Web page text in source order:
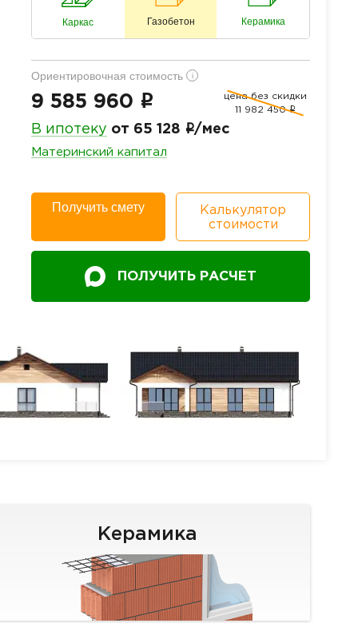
Каркас Газобетон Керамика
Ориентировочная стоимость i
9 585 960 i
цена без скидки
11 982 450 i
В ипотеку от 65 128 i/мес
Материнский капитал
Получить смету
Калькулятор
стоимости
ПОЛУЧИТЬ РАСЧЕТ
Керамика